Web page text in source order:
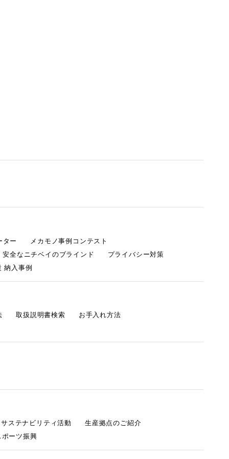
ター
メカモノ事例コンテスト
安全なニチベイのブラインド
プライバシー対策
納入事例
取扱説明書検索
お手入れ方法
ステナビリティ活動
生産拠点のご紹介
ポーツ振興